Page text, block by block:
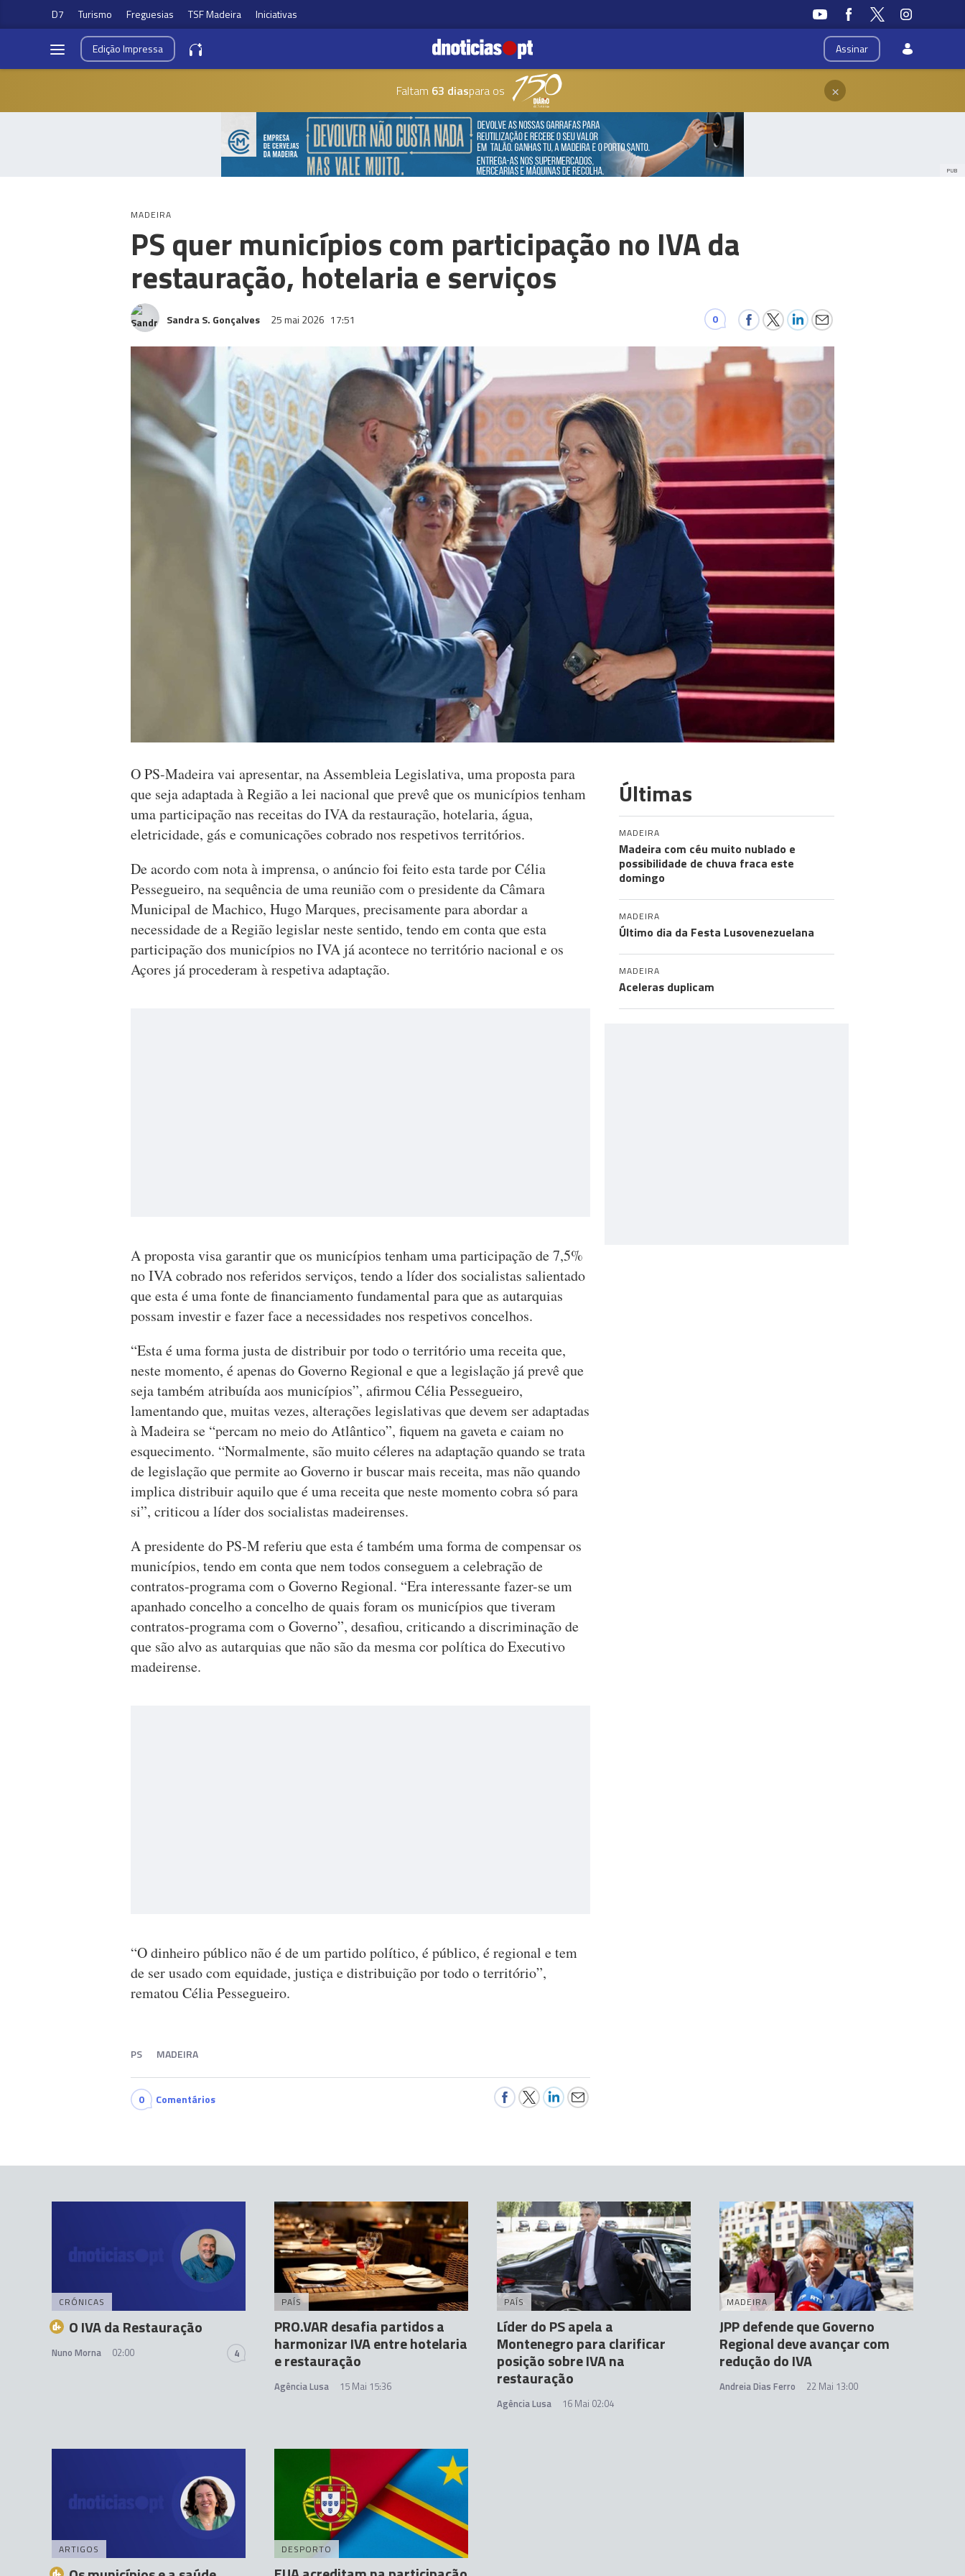
D7 Turismo Freguesias TSF Madeira Iniciativas
Assinar
EdiçãoImpressa
Faltam 63 diaspara os ×
PUB
MADEIRA
PS quer municípios com participação no IVA da
restauração, hotelaria e serviços
Sandra S. Gonçalves 25 mai 2026 17:51 0
O PS-Madeira vai apresentar, na Assembleia Legislativa, uma proposta para
que seja adaptada à Região a lei nacional que prevê que os municípios tenham
uma participação nas receitas do IVA da restauração, hotelaria, água,
eletricidade, gás e comunicações cobrado nos respetivos territórios.
De acordo com nota à imprensa, o anúncio foi feito esta tarde por Célia
Pessegueiro, na sequência de uma reunião com o presidente da Câmara
Municipal de Machico, Hugo Marques, precisamente para abordar a
necessidade de a Região legislar neste sentido, tendo em conta que esta
participação dos municípios no IVA já acontece no território nacional e os
Açores já procederam à respetiva adaptação.
A proposta visa garantir que os municípios tenham uma participação de 7,5%
no IVA cobrado nos referidos serviços, tendo a líder dos socialistas salientado
que esta é uma fonte de financiamento fundamental para que as autarquias
possam investir e fazer face a necessidades nos respetivos concelhos.
“Esta é uma forma justa de distribuir por todo o território uma receita que,
neste momento, é apenas do Governo Regional e que a legislação já prevê que
seja também atribuída aos municípios”, afirmou Célia Pessegueiro,
lamentando que, muitas vezes, alterações legislativas que devem ser adaptadas
à Madeira se “percam no meio do Atlântico”, fiquem na gaveta e caiam no
esquecimento. “Normalmente, são muito céleres na adaptação quando se trata
de legislação que permite ao Governo ir buscar mais receita, mas não quando
implica distribuir aquilo que é uma receita que neste momento cobra só para
si”, criticou a líder dos socialistas madeirenses.
A presidente do PS-M referiu que esta é também uma forma de compensar os
municípios, tendo em conta que nem todos conseguem a celebração de
contratos-programa com o Governo Regional. “Era interessante fazer-se um
apanhado concelho a concelho de quais foram os municípios que tiveram
contratos-programa com o Governo”, desafiou, criticando a discriminação de
que são alvo as autarquias que não são da mesma cor política do Executivo
madeirense.
“O dinheiro público não é de um partido político, é público, é regional e tem
de ser usado com equidade, justiça e distribuição por todo o território”,
rematou Célia Pessegueiro.
PS MADEIRA
0 Comentários
Últimas
MADEIRA
Madeira com céu muito nublado e
possibilidade de chuva fraca este
domingo
MADEIRA
Último dia da Festa Lusovenezuelana
MADEIRA
Aceleras duplicam
CRÓNICAS
O IVA da Restauração
Nuno Morna 02:00 4
PAÍS
PRO.VAR desafia partidos a
harmonizar IVA entre hotelaria
e restauração
Agência Lusa 15 Mai 15:36
PAÍS
Líder do PS apela a
Montenegro para clarificar
posição sobre IVA na
restauração
Agência Lusa 16 Mai 02:04
MADEIRA
JPP defende que Governo
Regional deve avançar com
redução do IVA
Andreia Dias Ferro 22 Mai 13:00
ARTIGOS DESPORTO